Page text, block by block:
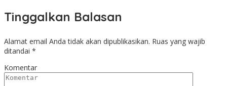
Tinggalkan Balasan
Alamat email Anda tidak akan dipublikasikan. Ruas yang wajib
ditandai *
Komentar